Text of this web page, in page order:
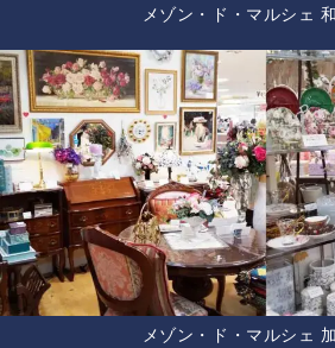
メゾン・ド・マルシェ
メゾン・ド・マルシェ